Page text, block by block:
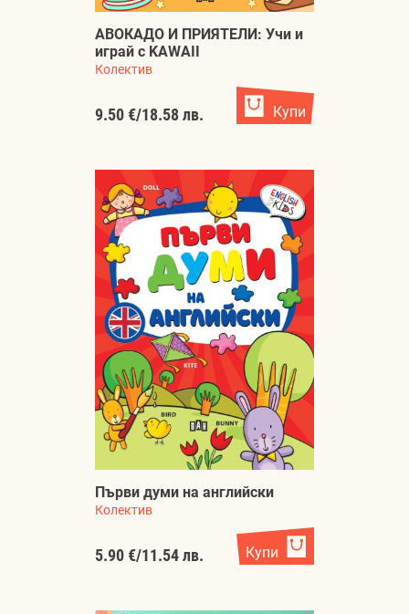
АВОКАДО И ПРИЯТЕЛИ: Учи и
играй с KAWAII
Колектив
9.50 €/18.58 лв. Купи
Първи думи на английски
Колектив
5.90 €/11.54 лв. Купи